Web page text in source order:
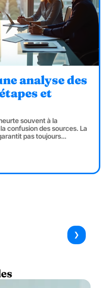
analyse des
et
souvent à la
confusion des sources. La
pas toujours…